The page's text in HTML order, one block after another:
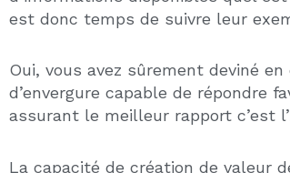
Banques Centrales. Plus de la
L’armada est en place et elle va
FAUT-IL INVESTIR AUX